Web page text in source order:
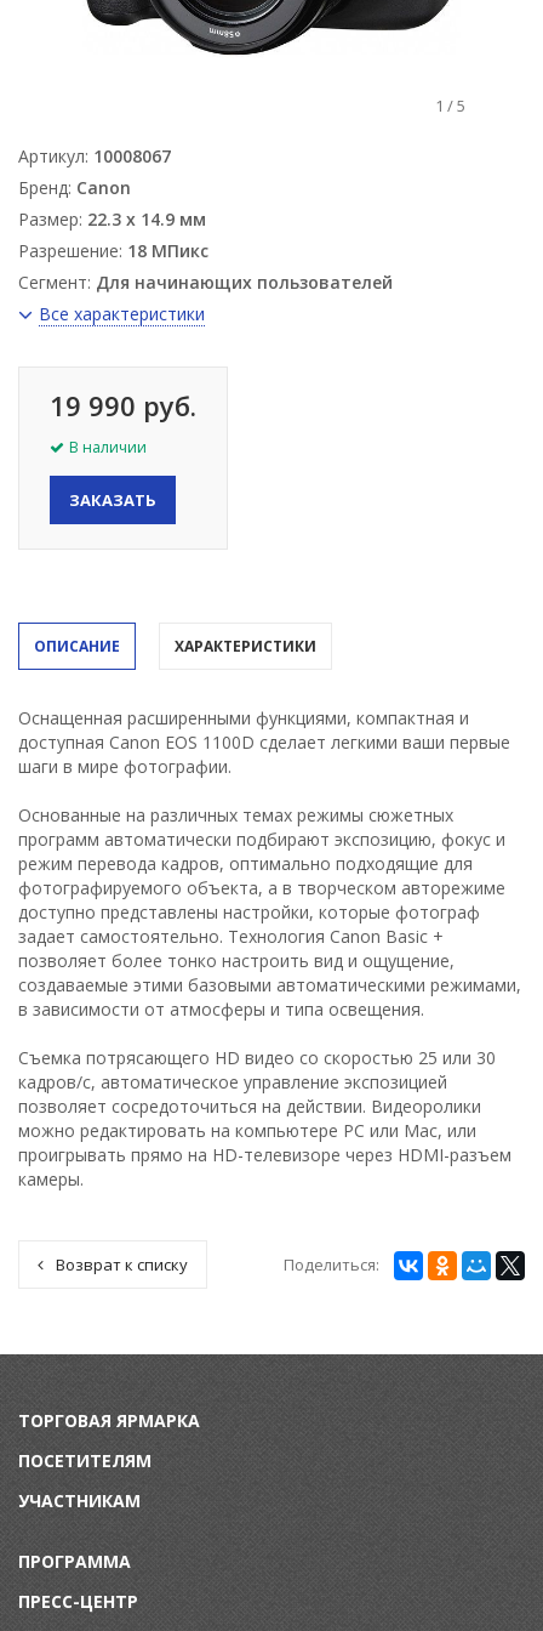
1 /5
Артикул: 10008067
Бренд: Canon
Размер: 22.3 x 14.9 мм
Разрешение: 18 МПикс
Сегмент: Для начинающих пользователей
Все характеристики
19 990 руб.
В наличии
ЗАКАЗАТЬ
ОПИСАНИЕ ХАРАКТЕРИСТИКИ
Оснащенная расширенными функциями, компактная и
доступная Canon EOS 1100D сделает легкими ваши первые
шаги в мире фотографии.
Основанные на различных темах режимы сюжетных
программ автоматически подбирают экспозицию, фокус и
режим перевода кадров, оптимально подходящие для
фотографируемого объекта, а в творческом авторежиме
доступно представлены настройки, которые фотограф
задает самостоятельно. Технология Canon Basic +
позволяет более тонко настроить вид и ощущение,
создаваемые этими базовыми автоматическими режимами,
в зависимости от атмосферы и типа освещения.
Съемка потрясающего HD видео со скоростью 25 или 30
кадров/с, автоматическое управление экспозицией
позволяет сосредоточиться на действии. Видеоролики
можно редактировать на компьютере PC или Mac, или
проигрывать прямо на HD-телевизоре через HDMI-разъем
камеры.
Возврат к списку Поделиться:
ТОРГОВАЯ ЯРМАРКА
ПОСЕТИТЕЛЯМ
УЧАСТНИКАМ
ПРОГРАММА
ПРЕСС-ЦЕНТР